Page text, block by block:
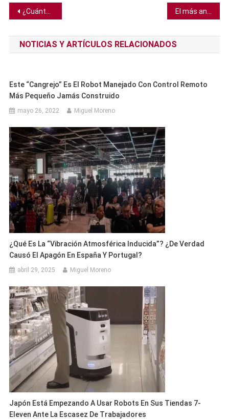
Navegación
de
entradas
¿Cuánto tiempo puedes durar sin dormir?
NOTICIAS Y ARTÍCULOS RELACIONADOS
Este “cangrejo” Es El Robot Manejado Con Control Remoto
Más Pequeño Jamás Construido
mayo 26, 2022 Miguel Moreno
¿Qué Es La “vibración Atmosférica Inducida”? ¿De Verdad
Causó El Apagón En España Y Portugal?
abril 29, 2025 Miguel Moreno
Japón Está Empezando A Usar Robots En Sus Tiendas 7-
Eleven Ante La Escasez De Trabajadores